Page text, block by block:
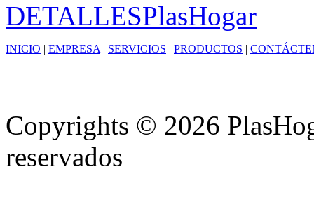
DETALLESPlasHogar
INICIO | EMPRESA | SERVICIOS | PRODUCTOS |
Copyrights © 2026
reservados